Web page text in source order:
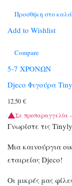
Προσθήκη στο
Add to Wishlist
Compare
5-7 ΧΡΟΝΩΝ
Djeco Φιγούρα
12,50 €
Σε προπαραγγελία
Γνωρίστε τις
Μια καινούργια
εταιρείας Djeco!
Οι μικρές μας